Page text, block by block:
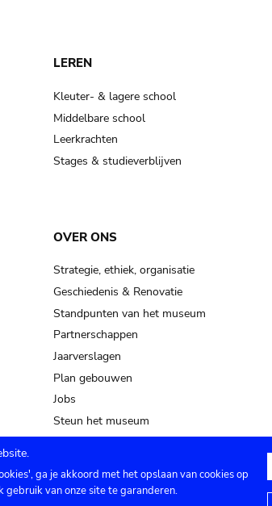
LEREN
Kleuter- & lagere school
Middelbare school
Leerkrachten
Stages & studieverblijven
OVER ONS
Strategie, ethiek, organisatie
Geschiedenis & Renovatie
Standpunten van het museum
Partnerschappen
Jaarverslagen
Plan gebouwen
Jobs
Steun het museum
Contact Privacy instellingen
ga je akkoord met het opslaan van cookies op
gebruik van onze site te garanderen.